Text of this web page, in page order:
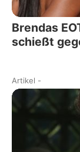
Brendas
schießt
Artikel -